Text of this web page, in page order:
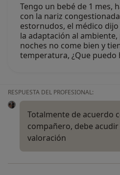
Tengo un bebé de 1 mes,
con la nariz
estornudos, el médico
la adaptación al ambiente,
noches no come bien y
temperatura, ¿Que puedo
RESPUESTA DEL PROFESIONAL:
Totalmente de acuerdo
compañero, debe
valoración